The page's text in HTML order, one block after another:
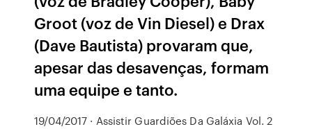
Groot (voz de Vin Diesel) e Drax
(Dave Bautista) provaram que,
apesar das desavenças, formam
uma equipe e tanto.
19/04/2017 · Assistir Guardiões Da Galáxia Vol. 2